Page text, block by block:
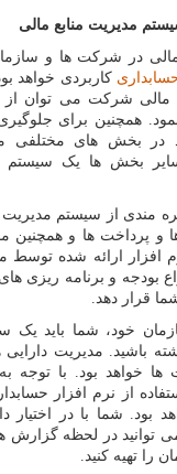
مدیریت منابع مالی
در شرکت ها و
کاربردی خواهد
شرکت می توان از
نمود. همچنین برای
در بخش های مختلفی
بخش ها یک سیستم
مندی از سیستم
و پرداخت ها و همچنین
افزار ارائه شده توسط
بودجه و برنامه ریزی
قرار دهد.
خود، شما باید یک
باشید. مدیریت
خواهد بود. با توجه
از نرم ‌افزار
بود. شما با در اختیار
توانید در لحظه گزارش
را تهیه کنید.